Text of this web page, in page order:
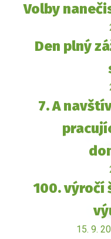
Volby
Den plný
7. A
100. výročí
15. 9.